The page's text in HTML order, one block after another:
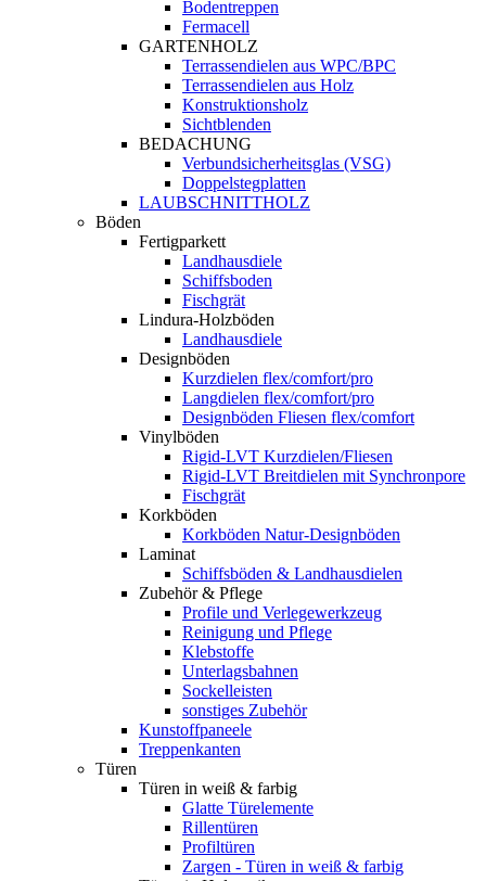
Bodentreppen
Fermacell
GARTENHOLZ
Terrassendielen aus WPC/BPC
Terrassendielen aus Holz
Konstruktionsholz
Sichtblenden
BEDACHUNG
Verbundsicherheitsglas (VSG)
Doppelstegplatten
LAUBSCHNITTHOLZ
Böden
Fertigparkett
Landhausdiele
Schiffsboden
Fischgrät
Lindura-Holzböden
Landhausdiele
Designböden
Kurzdielen flex/comfort/pro
Langdielen flex/comfort/pro
Designböden Fliesen flex/comfort
Vinylböden
Rigid-LVT Kurzdielen/Fliesen
Rigid-LVT Breitdielen mit Synchronpore
Fischgrät
Korkböden
Korkböden Natur-Designböden
Laminat
Schiffsböden & Landhausdielen
Zubehör & Pflege
Profile und Verlegewerkzeug
Reinigung und Pflege
Klebstoffe
Unterlagsbahnen
Sockelleisten
sonstiges Zubehör
Kunstoffpaneele
Treppenkanten
Türen
Türen in weiß & farbig
Glatte Türelemente
Rillentüren
Profiltüren
Zargen - Türen in weiß & farbig